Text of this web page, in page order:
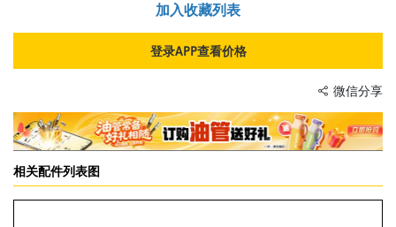
加入收藏列表
登录APP查看价格
微信分享
相关配件列表图